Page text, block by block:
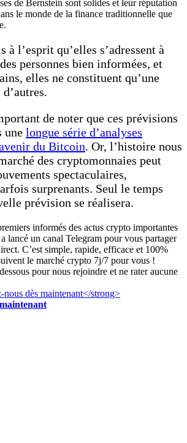
de Bernstein sont solides et leur réputation
le monde de la finance traditionnelle que
à l’esprit qu’elles s’adressent à
personnes bien informées, et
elles ne constituent qu’une
de noter que ces prévisions
une longue série d’analyses
du Bitcoin. Or, l’histoire nous
des cryptomonnaies peut
spectaculaires,
surprenants. Seul le temps
prévision se réalisera.
informés des actus crypto importantes
lancé un canal Telegram pour vous partager
C’est simple, rapide, efficace et 100%
le marché crypto 7j/7 pour vous !
pour nous rejoindre et ne rater aucune